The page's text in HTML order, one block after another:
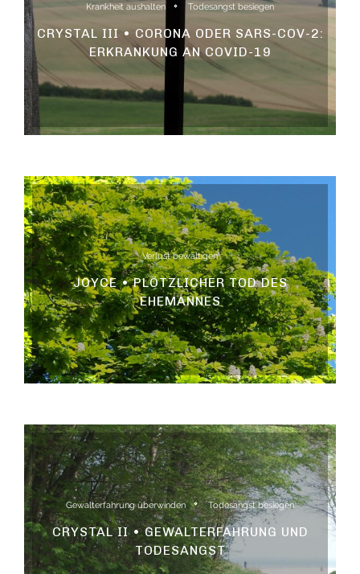
Krankheit aushalten Todesangst besiegen
CRYSTAL III • CORONA ODER SARS-COV-2:
ERKRANKUNG AN COVID-19
Verlust bewältigen
JOYCE • PLÖTZLICHER TOD DES
EHEMANNES
Gewalterfahrung überwinden Todesangst besiegen
CRYSTAL II • GEWALTERFAHRUNG UND
TODESANGST